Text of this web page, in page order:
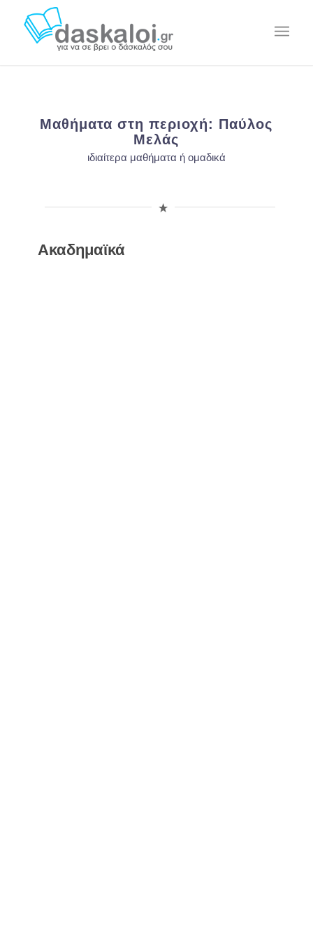
Μαθήματα στη περιοχή: Παύλος
Μελάς
ιδιαίτερα μαθήματα ή ομαδικά
Ακαδημαϊκά